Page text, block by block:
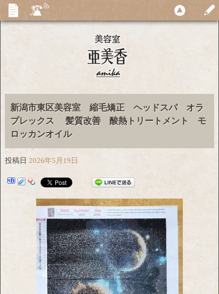
新潟市東区美容室 縮毛矯正 ヘッドスパ オラ
プレックス 髪質改善 酸熱トリートメント モ
ロッカンオイル
投稿日 2026年5月19日